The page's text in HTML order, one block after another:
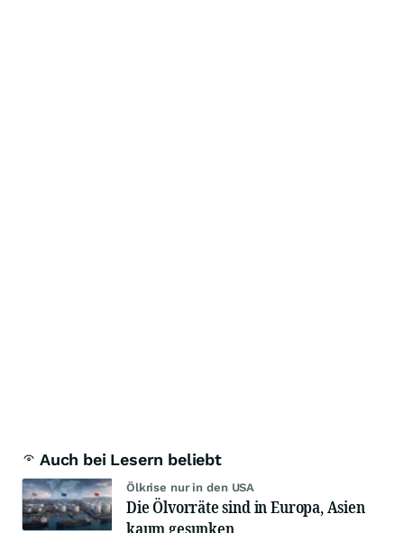
Auch bei Lesern beliebt
Ölkrise nur in den USA
Die Ölvorräte sind in Europa, Asien
kaum gesunken